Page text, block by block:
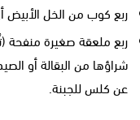
ربع كوب من الخل الأبيض
ربع ملعقة صغيرة منفحة
شراؤها من البقالة أو
عن كلس للجبنة.